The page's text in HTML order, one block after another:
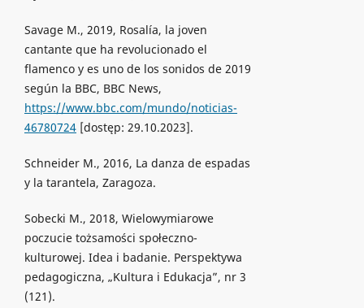
Savage M., 2019, Rosalía, la joven
cantante que ha revolucionado el
flamenco y es uno de los sonidos de 2019
según la BBC, BBC News,
https://www.bbc.com/mundo/noticias-
46780724[dostęp: 29.10.2023].
Schneider M., 2016, La danza de espadas
y la tarantela, Zaragoza.
Sobecki M., 2018, Wielowymiarowe
poczucie tożsamości społeczno-
kulturowej. Idea i badanie. Perspektywa
pedagogiczna, „Kultura i Edukacja”, nr 3
(121).